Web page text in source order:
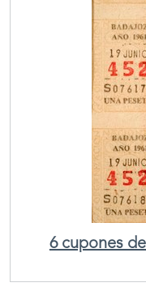
6 cupones